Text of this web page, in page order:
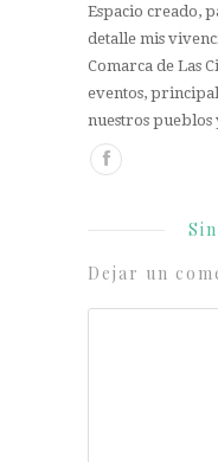
Espacio creado,
detalle mis
Comarca de Las
eventos,
nuestros pueblos
Dejar un